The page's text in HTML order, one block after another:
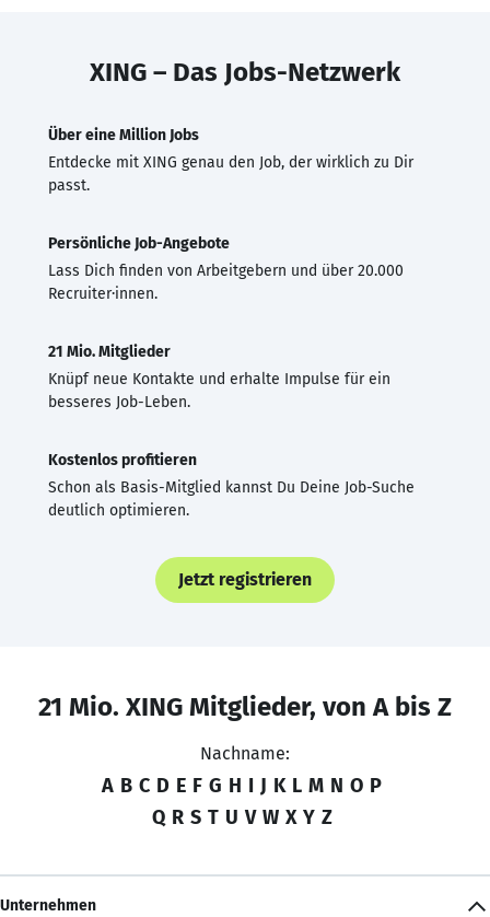
XING – Das Jobs-Netzwerk
Über eine Million Jobs
Entdecke mit XING genau den Job, der wirklich zu Dir
passt.
Persönliche Job-Angebote
Lass Dich finden von Arbeitgebern und über 20.000
Recruiter·innen.
21 Mio. Mitglieder
Knüpf neue Kontakte und erhalte Impulse für ein
besseres Job-Leben.
Kostenlos profitieren
Schon als Basis-Mitglied kannst Du Deine Job-Suche
deutlich optimieren.
Jetzt registrieren
21 Mio. XING Mitglieder, von A bis Z
Nachname:
A B C D E F G H I J K L M N O P
Q R S T U V W X Y Z
Unternehmen